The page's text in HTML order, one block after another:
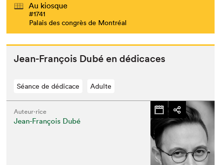
Au kiosque
#1741
Palais des congrès de Montréal
Jean-François Dubé en dédicaces
Séance de dédicace Adulte
Auteur·rice
Jean-François Dubé